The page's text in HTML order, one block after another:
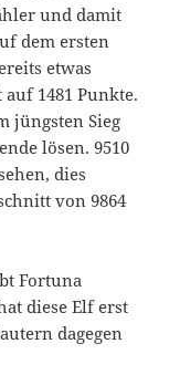
und damit
dem ersten
etwas
1481 Punkte.
jüngsten Sieg
lösen. 9510
dies
von 9864
Fortuna
diese Elf erst
dagegen